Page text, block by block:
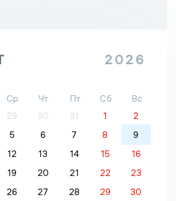
2026
Ср Чт Пт Сб
Вс
29 30 31 1
2
5 6 7 8
9
12 13 14 15
16
19 20 21 22
23
26 27 28 29
30